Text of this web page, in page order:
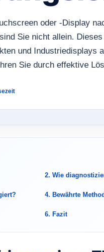
oder -Display
Sie nicht allein.
und Industriedisplays
Sie durch effektive
2. Wie
4. Bewährte
6. Fazit